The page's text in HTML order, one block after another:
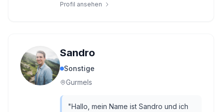
Profil ansehen
Sandro
Sonstige
Gurmels
"Hallo, mein Name ist Sandro und ich